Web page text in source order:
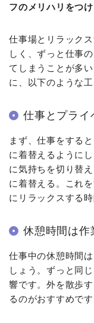
フのメリハリをつ
仕事場とリラック
しく、ずっと仕事
てしまうことが多
に、以下のような
仕事とプライ
まず、仕事をする
に着替えるように
に気持ちを切り替
に着替える。これ
にリラックスする
休憩時間は作
仕事中の休憩時間
しょう。ずっと同
響です。外を散歩
るのがおすすめです